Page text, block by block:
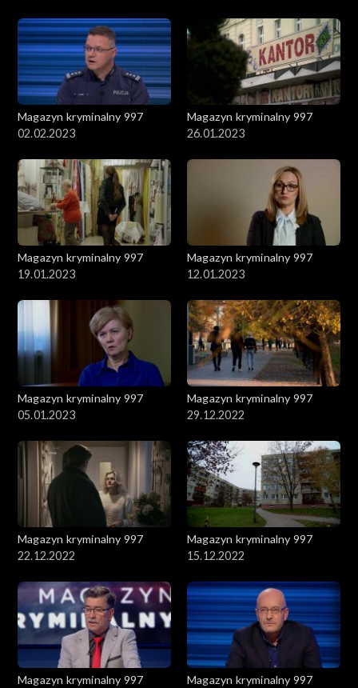
Magazyn kryminalny 997
02.02.2023
Magazyn kryminalny 997
26.01.2023
Magazyn kryminalny 997
19.01.2023
Magazyn kryminalny 997
12.01.2023
Magazyn kryminalny 997
05.01.2023
Magazyn kryminalny 997
29.12.2022
Magazyn kryminalny 997
22.12.2022
Magazyn kryminalny 997
15.12.2022
Magazyn kryminalny 997
Magazyn kryminalny 997